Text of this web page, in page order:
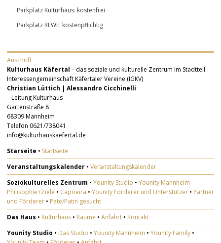
Parkplatz Kulturhaus: kostenfrei
Parkplatz REWE: kostenpflichtig
Anschrift
Kulturhaus Käfertal – das soziale und kulturelle Zentrum im Stadtteil
Interessengemeinschaft Käfertaler Vereine (IGKV)
Christian Lüttich | Alessandro Cicchinelli
– Leitung Kulturhaus
Gartenstraße 8
68309 Mannheim
Telefon 0621/738041
info@kulturhauskaefertal.de
Starseite • Startseite
Veranstaltungskalender • Veranstaltungskalender
Soziokulturelles Zentrum • Younity Studio • Younity Mannheim
Philisophie+Ziele • Capoeira • Younity Förderer und Unterstützer • Partner
und Förderer • Pate/Patin gesucht
Das Haus • Kulturhaus • Räume • Anfahrt • Kontakt
Younity Studio • Das Studio • Younity Mannheim • Younity Family •